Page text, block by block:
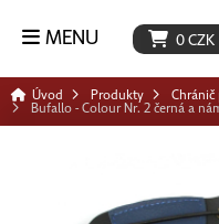
0CZK
MENU
Úvod Produkty
Bufallo - Colour Nr. 2 černá a